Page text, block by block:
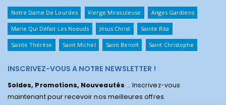
Notre Dame De Lourdes Vierge Miraculeuse Anges Gardiens
Marie Qui Défait Les Noeuds Jésus Christ Sainte Rita
Sainte Thérèse Saint Michel Saint Benoît Saint Christophe
INSCRIVEZ-VOUS A NOTRE NEWSLETTER !
Soldes, Promotions, Nouveautés ... Inscrivez-vous
maintenant pour recevoir nos meilleures offres.